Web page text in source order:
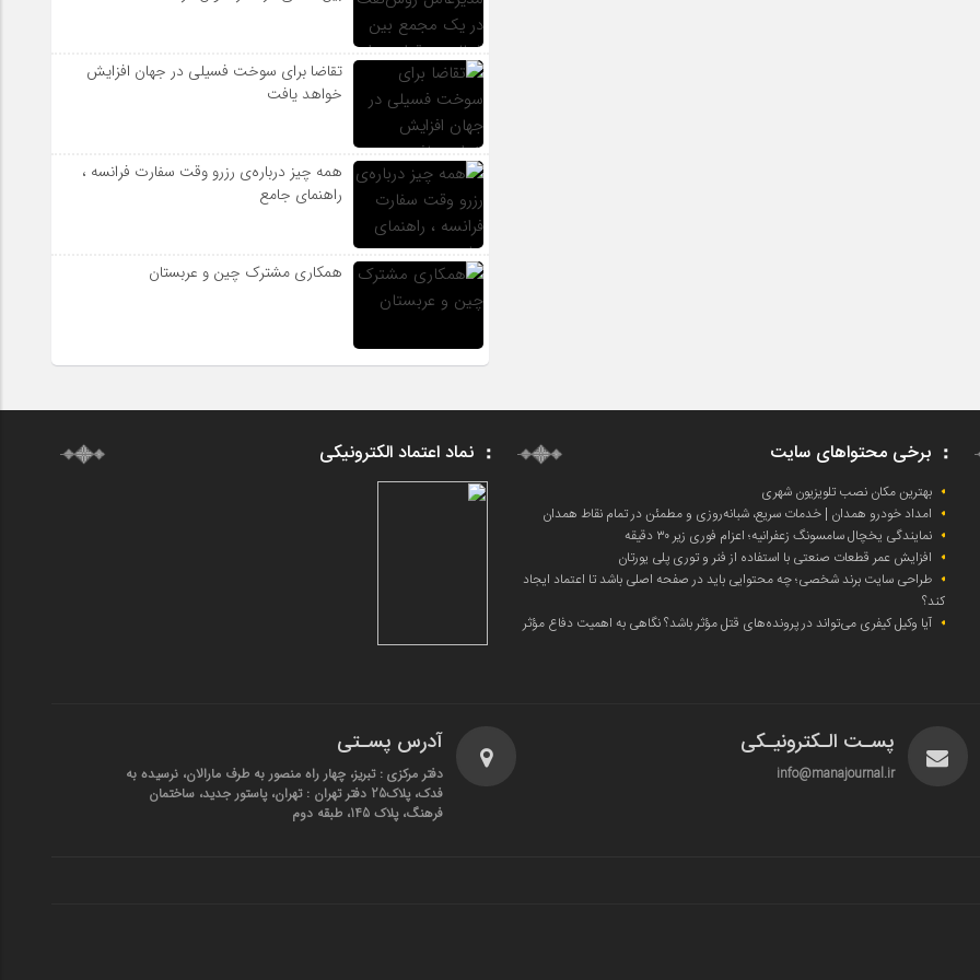
تقاضا برای سوخت فسیلی در جهان افزایش
خواهد یافت
همه چیز درباره‌ی رزرو وقت سفارت فرانسه ،
راهنمای جامع
همکاری مشترک چین و عربستان
برخی محتواهای سایت
بهترین مکان نصب تلویزیون شهری
امداد خودرو همدان | خدمات سریع، شبانه‌روزی و مطمئن در تمام نقاط همدان
نمایندگی یخچال سامسونگ زعفرانیه؛ اعزام فوری زیر ۳۰ دقیقه
افزایش عمر قطعات صنعتی با استفاده از فنر و توری پلی یورتان
طراحی سایت برند شخصی؛ چه محتوایی باید در صفحه اصلی باشد تا اعتماد ایجاد
کند؟
آیا وکیل کیفری می‌تواند در پرونده‌های قتل مؤثر باشد؟ نگاهی به اهمیت دفاع مؤثر
نماد اعتماد الکترونیکی
پسـت الـکترونیـکی
info@manajournal.ir
آدرس پسـتی
دفتر مرکزی : تبریز، چهار راه منصور به طرف مارالان، نرسیده به
فدک، پلاک25 دفتر تهران : تهران، پاستور جدید، ساختمان
فرهنگ، پلاک 145، طبقه دوم